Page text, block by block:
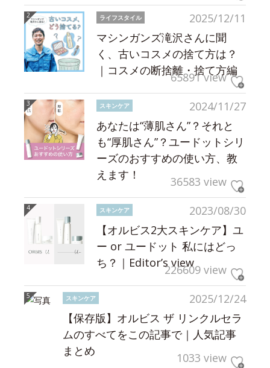
2025/12/11
ライフスタイル
マシンガンズ滝沢さんに聞
く、古いコスメの捨て方は？
｜コスメの断捨離・捨て方編
65891 view
2024/11/27
スキンケア
あなたは“薄肌さん”？それと
も“厚肌さん”？ユードットシリ
ーズのおすすめの使い方、教
えます！
36583 view
2023/08/30
スキンケア
【オルビス2大スキンケア】ユ
ー or ユードット 私にはどっ
ち？｜Editor’s view226609 view
2025/12/24
スキンケア
【保存版】オルビス ザ リンクルセラ
ムのすべてをこの記事で｜人気記事
まとめ
1033 view